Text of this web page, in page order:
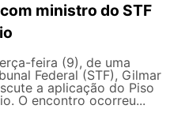
ministro do STF
feira (9), de uma
Federal (STF), Gilmar
a aplicação do Piso
O encontro ocorreu...